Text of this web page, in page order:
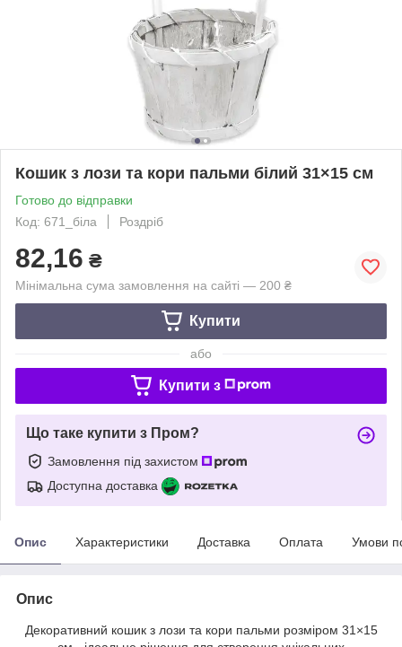
Кошик з лози та кори пальми білий 31×15 см
Готово до відправки
Код: 671_біла
Роздріб
82,16 ₴
Мінімальна сума замовлення на сайті — 200 ₴
Купити
або
Купити з
Що таке купити з Пром?
Замовлення під захистом
Доступна доставка
Опис Характеристики Доставка Оплата Умови
Опис
Декоративний кошик з лози та кори пальми розміром 31×15